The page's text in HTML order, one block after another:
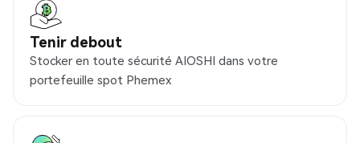
Tenir debout
Stocker en toute sécurité AIOSHI dans votre
portefeuille spot Phemex